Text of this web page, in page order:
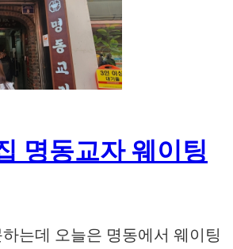
명동교자 웨이팅
는데 오늘은 명동에서 웨이팅